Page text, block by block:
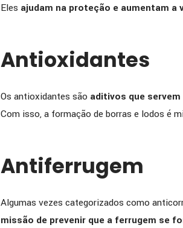
Eles ajudam na proteção e aumentam a
Antioxidantes
Os antioxidantes são aditivos que
Com isso, a formação de borras e lodos é
Antiferrugem
Algumas vezes categorizados como
missão de prevenir que a ferrugem se